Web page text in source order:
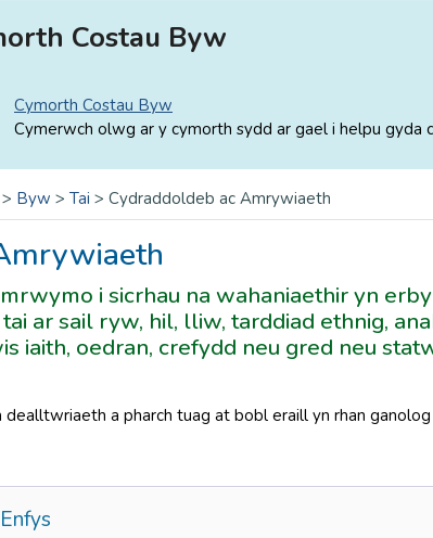
Costau Byw
Cymorth Costau Byw
Cymerwch olwg ar y cymorth sydd ar gael i helpu gyda
> Byw > Tai > Cydraddoldeb ac Amrywiaeth
i sicrhau na wahaniaethir yn
ar sail ryw, hil, lliw, tarddiad ethnig,
iaith, oedran, crefydd neu gred neu
a pharch tuag at bobl eraill yn rhan ganolog